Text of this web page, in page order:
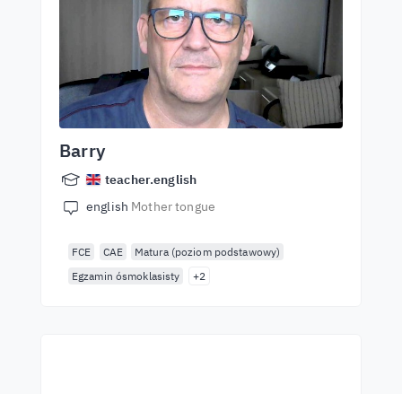
Barry
teacher.english
english Mother tongue
FCE CAE
Matura (poziom podstawowy)
Egzamin ósmoklasisty
+2